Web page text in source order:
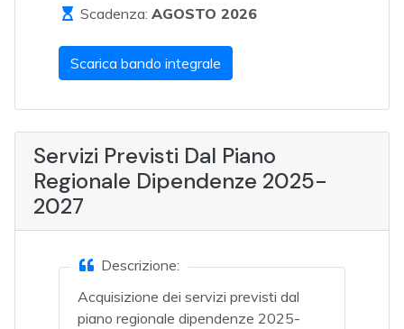
Scadenza: AGOSTO 2026
Scarica bando integrale
Servizi Previsti Dal Piano
Regionale Dipendenze 2025-
2027
Descrizione:
Acquisizione dei servizi previsti dal
piano regionale dipendenze 2025-